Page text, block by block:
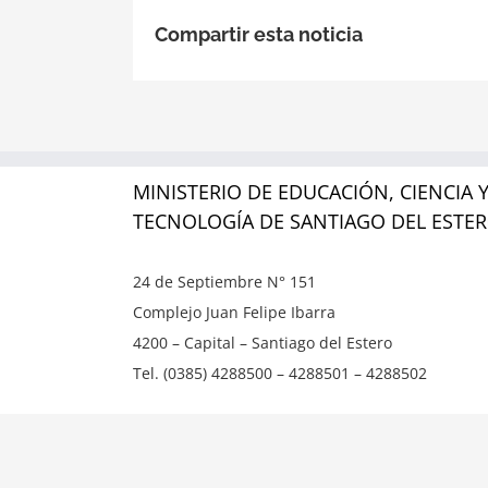
Compartir esta noticia
MINISTERIO DE EDUCACIÓN, CIENCIA Y
TECNOLOGÍA DE SANTIAGO DEL
24 de Septiembre N° 151
Complejo Juan Felipe Ibarra
4200 – Capital – Santiago del Estero
Tel. (0385) 4288500 – 4288501 – 4288502